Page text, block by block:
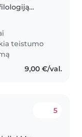
vaiką ar
darbais,
teistumo
9,00 €/val.
5